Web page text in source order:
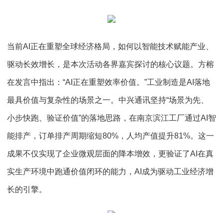
当前AI正在重塑全球经济格局，如何以智能技术赋能产业、
驱动长效增长，是本次活动各界嘉宾探讨的核心议题。方榕
在发言中指出：“AI正在重塑效率价值。”工业制造是AI落地
最具价值与复杂性的场景之一。中兴通讯坚持“场景为先、
小步快跑、验证价值”的落地思路，在南京滨江工厂通过AI智
能排产，订单排产周期缩短80%，人均产值提升81%。这一
成果不仅实现了企业微观层面的降本增效，更验证了AI在真
实生产环境中跑通价值闭环的能力，AI成为驱动工业经济增
长的引擎。